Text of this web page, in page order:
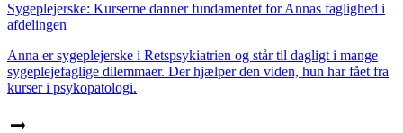
Sygeplejerske: Kurserne danner fundamentet for Annas faglighed i
afdelingen
Anna er sygeplejerske i Retspsykiatrien og står til dagligt i mange
sygeplejefaglige dilemmaer. Der hjælper den viden, hun har fået fra
kurser i psykopatologi.